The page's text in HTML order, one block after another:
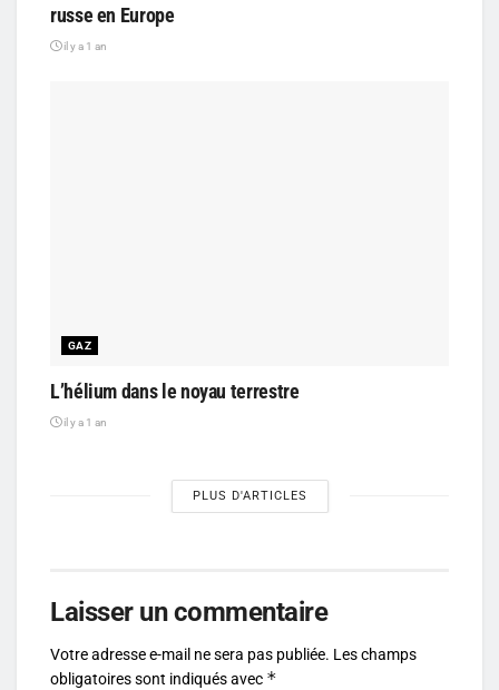
russe en Europe
il y a 1 an
GAZ
L’hélium dans le noyau terrestre
il y a 1 an
PLUS D'ARTICLES
Laisser un commentaire
Votre adresse e-mail ne sera pas publiée. Les champs
obligatoires sont indiqués avec *